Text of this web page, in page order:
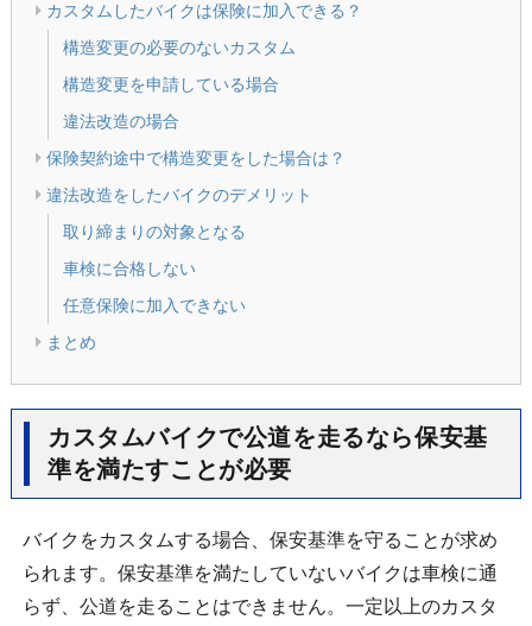
カスタムしたバイクは保険に加入できる？
構造変更の必要のないカスタム
構造変更を申請している場合
違法改造の場合
保険契約途中で構造変更をした場合は？
違法改造をしたバイクのデメリット
取り締まりの対象となる
車検に合格しない
任意保険に加入できない
まとめ
カスタムバイクで公道を走るなら保安基
準を満たすことが必要
バイクをカスタムする場合、保安基準を守ることが求め
られます。保安基準を満たしていないバイクは車検に通
らず、公道を走ることはできません。一定以上のカスタ